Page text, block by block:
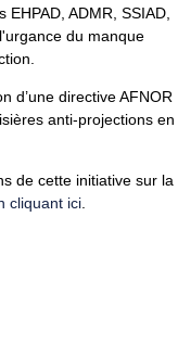
EHPAD, ADMR, SSIAD,
du manque
d’une directive AFNOR
anti-projections en
de cette initiative sur la
cliquant ici